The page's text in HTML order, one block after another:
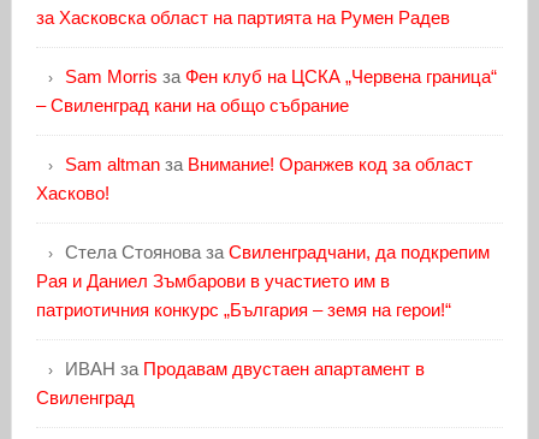
за Хасковска област на партията на Румен Радев
Sam Morris за Фен клуб на ЦСКА „Червена граница“
– Свиленград кани на общо събрание
Sam altmanза Внимание! Оранжев код за област
Хасково!
Стела Стояноваза Свиленградчани, да подкрепим
Рая и Даниел Зъмбарови в участието им в
патриотичния конкурс „България – земя на герои!“
ИВАН за Продавам двустаен апартамент в
Свиленград